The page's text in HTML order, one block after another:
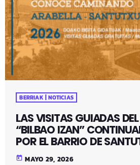
BERRIAK | NOTICIAS
LAS VISITAS GUIADAS
“BILBAO IZAN”
POR EL BARRIO DE
today MAYO 29, 2026